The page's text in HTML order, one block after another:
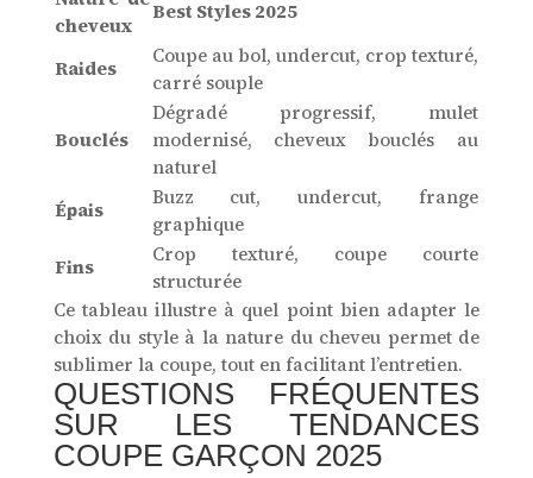
cheveux
Best Styles 2025
Raides
Coupe au bol, undercut, crop texturé,
carré souple
Bouclés
Dégradé progressif, mulet
modernisé, cheveux bouclés au
naturel
Épais
Buzz cut, undercut, frange
graphique
Fins
Crop texturé, coupe courte
structurée
Ce tableau illustre à quel point bien adapter le
choix du style à la nature du cheveu permet de
sublimer la coupe, tout en facilitant l’entretien.
QUESTIONS FRÉQUENTES
SUR LES TENDANCES
COUPE GARÇON 2025